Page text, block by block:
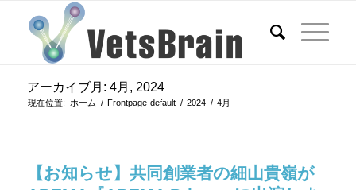
アーカイブ月: 4月, 2024
現在位置: ホーム / Frontpage-default / 2024 / 4月
【お知らせ】共同創業者の細山貴嶺が